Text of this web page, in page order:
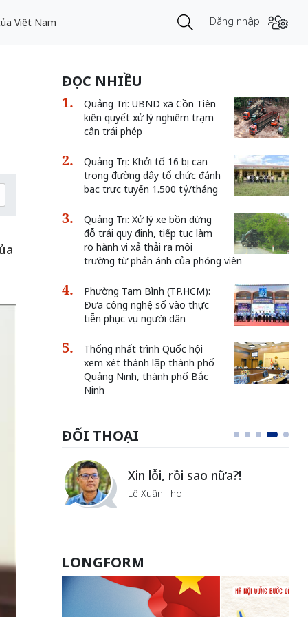
Việt Nam Đăng nhập
ĐỌC NHIỀU
Quảng Trị: UBND xã Cồn Tiên
kiên quyết xử lý nghiêm trạm
cân trái phép
Quảng Trị: Khởi tố 16 bị can
trong đường dây tổ chức đánh
bạc trực tuyến 1.500 tỷ/tháng
Quảng Trị: Xử lý xe bồn dừng
đỗ trái quy định, tiếp tục làm
rõ hành vi xả thải ra môi
trường từ phản ánh của phóng viên
Phường Tam Bình (TP.HCM):
Đưa công nghệ số vào thực
tiễn phục vụ người dân
Thống nhất trình Quốc hội
xem xét thành lập thành phố
Quảng Ninh, thành phố Bắc
Ninh
ĐỐI THOẠI
Xin lỗi, rồi sao nữa?!
Lê Xuân Thọ
LONGFORM